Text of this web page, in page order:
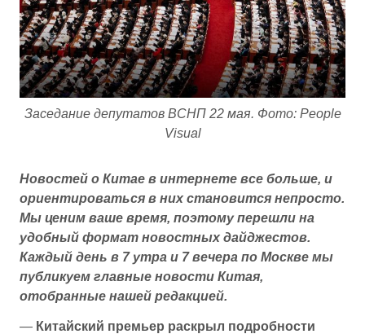
Заседание депутатов ВСНП 22 мая. Фото: People
Visual
Новостей о Китае в интернете все больше, и
ориентироваться в них становится непросто.
Мы ценим ваше время, поэтому перешли на
удобный формат новостных дайджестов.
Каждый день в 7 утра и 7 вечера по Москве мы
публикуем главные новости Китая,
отобранные нашей редакцией.
— Китайский премьер раскрыл подробности